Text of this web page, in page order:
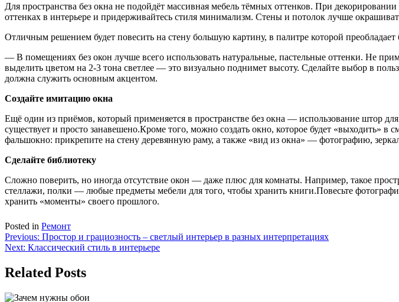
Для пространства без окна не подойдёт массивная мебель тёмных оттенков. При
оттенках в интерьере и придерживайтесь стиля минимализм. Стены и потолок лучше
Отличным решением будет повесить на стену большую картину, в палитре которой
— В помещениях без окон лучше всего использовать натуральные, пастельные оттенки. Не
выделить цветом на 2-3 тона светлее — это визуально поднимет высоту. Сделайте выбор в
должна служить основным акцентом.
Создайте имитацию окна
Ещё один из приёмов, который применяется в пространстве без окна — использование штор
существует и просто занавешено.Кроме того, можно создать окно, которое будет
фальшокно: прикрепите на стену деревянную раму, а также «вид из окна» — фотографию,
Сделайте библиотеку
Сложно поверить, но иногда отсутствие окон — даже плюс для комнаты. Например, такое
стеллажи, полки — любые предметы мебели для того, чтобы хранить книги.Повесьте
хранить «моменты» своего прошлого.
Posted in Ремонт
Навигация
по
записям
Previous: Простор и грациозность – светлый интерьер в разных интерпретациях
Next: Классический стиль в интерьере
Related Posts